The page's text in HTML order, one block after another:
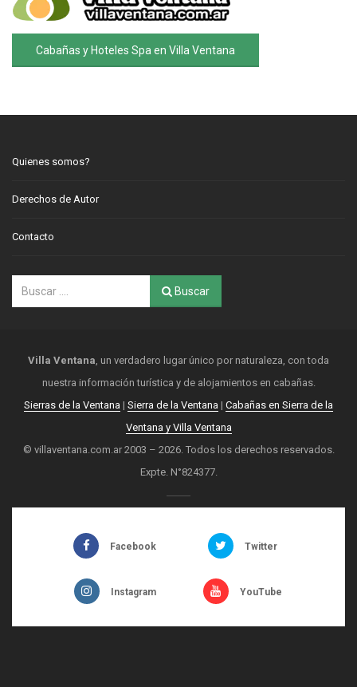
Cabañas y Hoteles Spa en Villa Ventana
Quienes somos?
Derechos de Autor
Contacto
Buscar
Villa Ventana, un verdadero lugar único por naturaleza, con toda
nuestra información turística y de alojamientos en cabañas.
Sierras de la Ventana | Sierra de la Ventana | Cabañas en Sierra de la
Ventana y Villa Ventana
© villaventana.com.ar 2003 – 2026. Todos los derechos reservados.
Expte. N°824377.
Facebook Twitter
Instagram YouTube